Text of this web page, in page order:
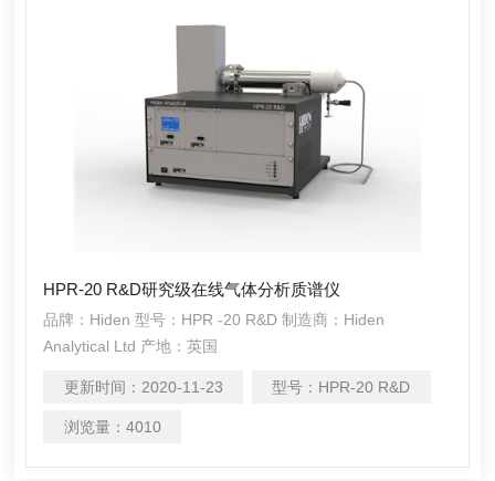
HPR-20 R&D研究级在线气体分析质谱仪
品牌：Hiden 型号：HPR -20 R&D 制造商：Hiden
Analytical Ltd 产地：英国
更新时间： 2020-11-23 型号： HPR-20 R&D
浏览量： 4010